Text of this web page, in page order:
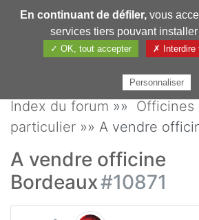
Pharmechange
Index du forum »» Officines
particulier »» A vendre
A vendre officine
Bordeaux#10871
En continuant de défiler,vous
services tiers pouvant
✓ OK, tout accepter ✗ Interdire
Personnaliser